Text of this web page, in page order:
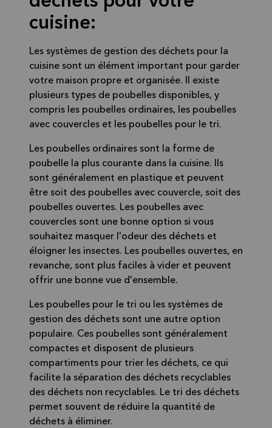
cuisine:
Les systèmes de gestion des déchets pour la
cuisine sont un élément important pour garder
votre maison propre et organisée. Il existe
plusieurs types de poubelles disponibles, y
compris les poubelles ordinaires, les poubelles
avec couvercles et les poubelles pour le tri.
Les poubelles ordinaires sont la forme de
poubelle la plus courante dans la cuisine. Ils
sont généralement en plastique et peuvent
être soit des poubelles avec couvercle, soit des
poubelles ouvertes. Les poubelles avec
couvercles sont une bonne option si vous
souhaitez masquer l'odeur des déchets et
éloigner les insectes. Les poubelles ouvertes, en
revanche, sont plus faciles à vider et peuvent
offrir une bonne vue d'ensemble.
Les poubelles pour le tri ou les systèmes de
gestion des déchets sont une autre option
populaire. Ces poubelles sont généralement
compactes et disposent de plusieurs
compartiments pour trier les déchets, ce qui
facilite la séparation des déchets recyclables
des déchets non recyclables. Le tri des déchets
permet souvent de réduire la quantité de
déchets à éliminer.